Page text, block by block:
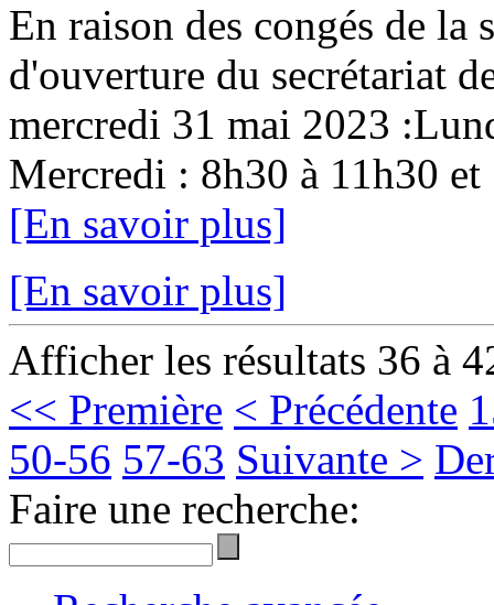
En raison des congés de la
d'ouverture du secrétariat
mercredi 31 mai 2023
Mercredi : 8h30 à 11h30
[En savoir plus]
[En savoir plus]
Afficher les résultats 36 à
<< Première < Précédente
50-56 57-63 Suivante >
Faire une recherche: